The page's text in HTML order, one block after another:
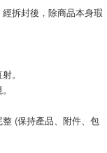
拆封後，除商品本身瑕
。
(保持產品、附件、包